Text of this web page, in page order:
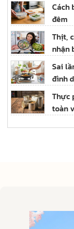
Cách
đêm
Thịt,
nhận
Sai
đình
Thực
toàn